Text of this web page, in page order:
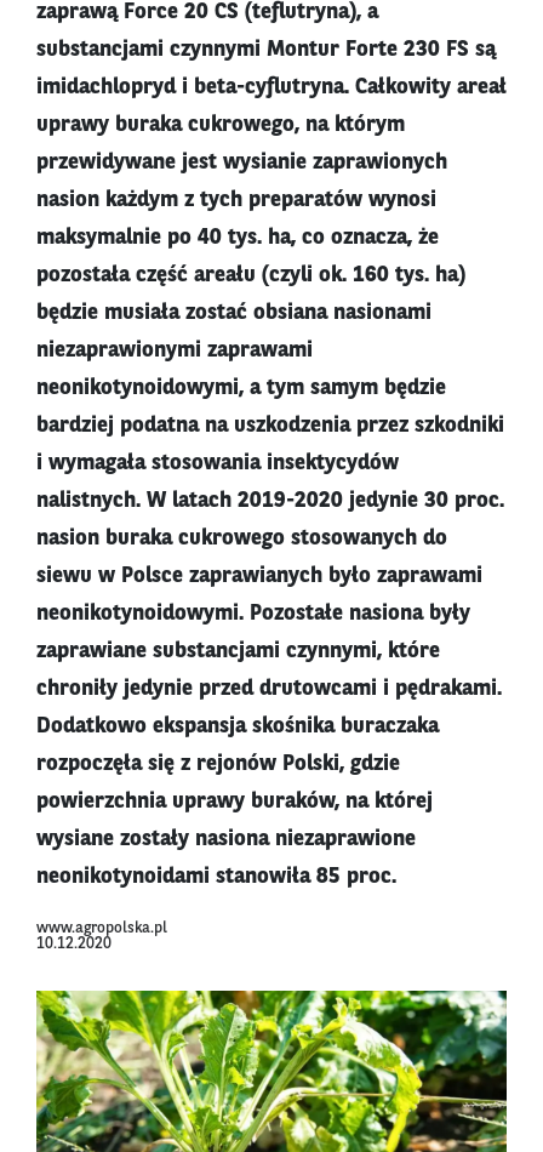
zaprawą Force 20 CS (teflutryna), a
substancjami czynnymi Montur Forte 230 FS są
imidachlopryd i beta-cyflutryna. Całkowity areał
uprawy buraka cukrowego, na którym
przewidywane jest wysianie zaprawionych
nasion każdym z tych preparatów wynosi
maksymalnie po 40 tys. ha, co oznacza, że
pozostała część areału (czyli ok. 160 tys. ha)
będzie musiała zostać obsiana nasionami
niezaprawionymi zaprawami
neonikotynoidowymi, a tym samym będzie
bardziej podatna na uszkodzenia przez szkodniki
i wymagała stosowania insektycydów
nalistnych. W latach 2019-2020 jedynie 30 proc.
nasion buraka cukrowego stosowanych do
siewu w Polsce zaprawianych było zaprawami
neonikotynoidowymi. Pozostałe nasiona były
zaprawiane substancjami czynnymi, które
chroniły jedynie przed drutowcami i pędrakami.
Dodatkowo ekspansja skośnika buraczaka
rozpoczęła się z rejonów Polski, gdzie
powierzchnia uprawy buraków, na której
wysiane zostały nasiona niezaprawione
neonikotynoidami stanowiła 85 proc.
www.agropolska.pl
10.12.2020